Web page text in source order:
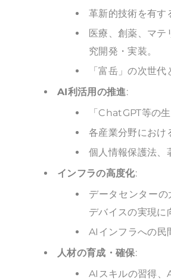
革新的技術を有す
医療、創薬、マ
究開発・実装。
「富岳」の次世
AI利活用の推進:
「ChatGPT等の
各産業分野におけ
個人情報保護法、
インフラの高度化:
データセンター
デバイスの実現に
AIインフラへの民
人材の育成・確保:
AIスキルの習得、